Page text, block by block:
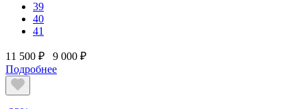
39
40
41
11 500 ₽
9 000 ₽
Подробнее